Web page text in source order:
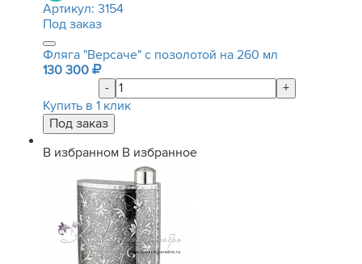
Артикул: 3154
Под заказ
Фляга "Версаче" с позолотой на 260 мл
130 300
-
+
Купить в 1 клик
В избранном В избранное